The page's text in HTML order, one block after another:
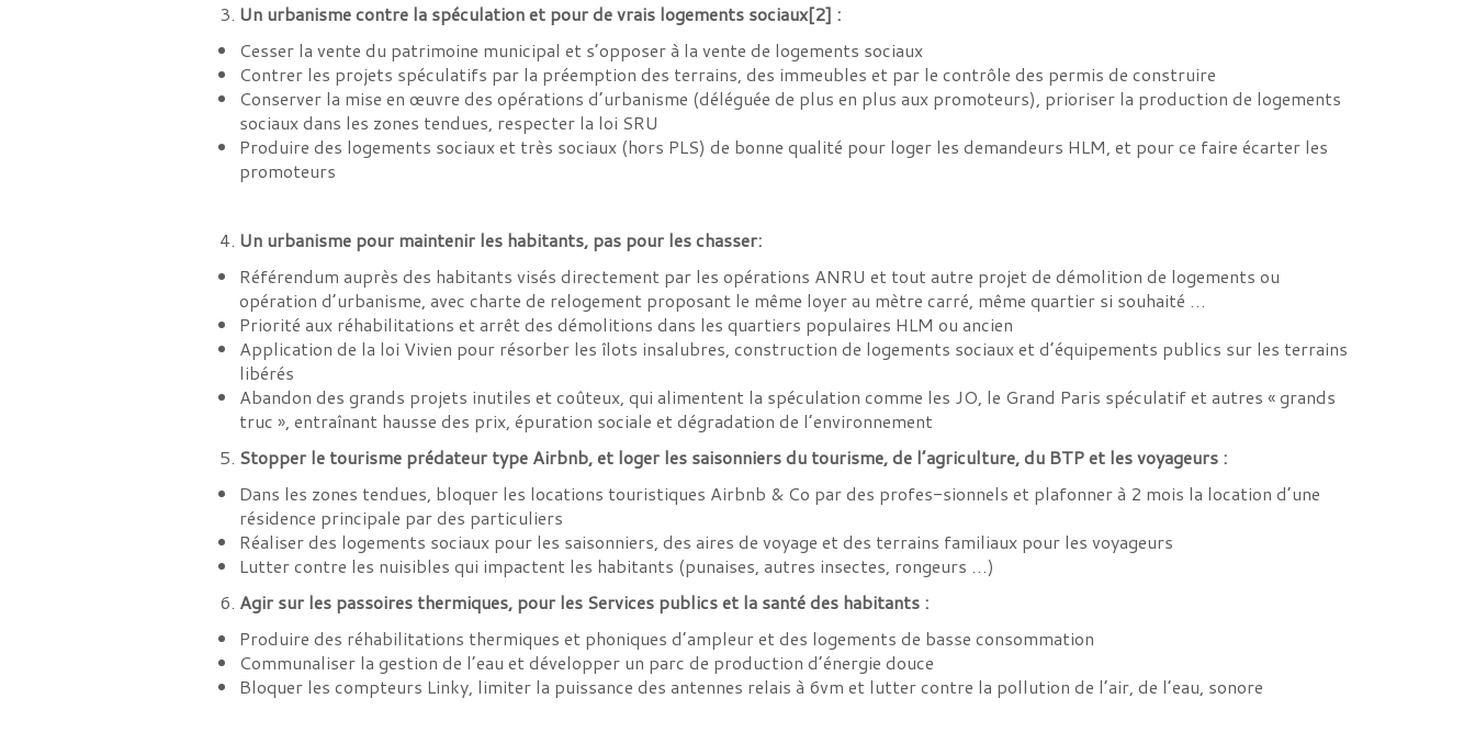
Un urbanisme contre la spéculation et pour de vrais logements sociaux[2] :
Cesser la vente du patrimoine municipal et s’opposer à la vente de logements sociaux
Contrer les projets spéculatifs par la préemption des terrains, des immeubles et par le contrôle des permis de construire
Conserver la mise en œuvre des opérations d’urbanisme (déléguée de plus en plus aux promoteurs), prioriser la production de logements
sociaux dans les zones tendues, respecter la loi SRU
Produire des logements sociaux et très sociaux (hors PLS) de bonne qualité pour loger les demandeurs HLM, et pour ce faire écarter les
promoteurs
Un urbanisme pour maintenir les habitants, pas pour les chasser:
Référendum auprès des habitants visés directement par les opérations ANRU et tout autre projet de démolition de logements ou
opération d’urbanisme, avec charte de relogement proposant le même loyer au mètre carré, même quartier si souhaité …
Priorité aux réhabilitations et arrêt des démolitions dans les quartiers populaires HLM ou ancien
Application de la loi Vivien pour résorber les îlots insalubres, construction de logements sociaux et d’équipements publics sur les terrains
libérés
Abandon des grands projets inutiles et coûteux, qui alimentent la spéculation comme les JO, le Grand Paris spéculatif et autres « grands
truc », entraînant hausse des prix, épuration sociale et dégradation de l’environnement
Stopper le tourisme prédateur type Airbnb, et loger les saisonniers du tourisme, de l’agriculture, du BTP et les voyageurs :
Dans les zones tendues, bloquer les locations touristiques Airbnb & Co par des profes-sionnels et plafonner à 2 mois la location d’une
résidence principale par des particuliers
Réaliser des logements sociaux pour les saisonniers, des aires de voyage et des terrains familiaux pour les voyageurs
Lutter contre les nuisibles qui impactent les habitants (punaises, autres insectes, rongeurs …)
Agir sur les passoires thermiques, pour les Services publics et la santé des habitants :
Produire des réhabilitations thermiques et phoniques d’ampleur et des logements de basse consommation
Communaliser la gestion de l’eau et développer un parc de production d’énergie douce
Bloquer les compteurs Linky, limiter la puissance des antennes relais à 6vm et lutter contre la pollution de l’air, de l’eau, sonore